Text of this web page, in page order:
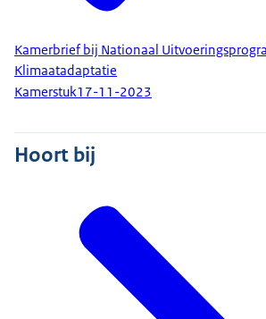
Kamerbrief bij Nationaal
Klimaatadaptatie
Kamerstuk17-11-2023
Hoort bij